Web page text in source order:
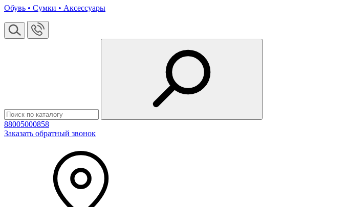
Обувь • Сумки • Аксессуары
88005000858
Заказать обратный звонок